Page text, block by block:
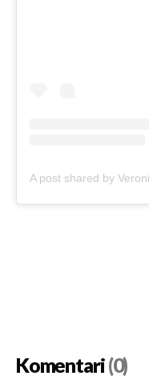
Komentari(0)